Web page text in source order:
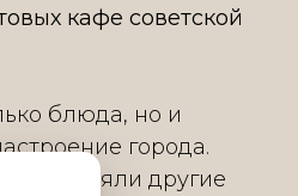
кафе советской
блюда, но и
города.
повлияли другие